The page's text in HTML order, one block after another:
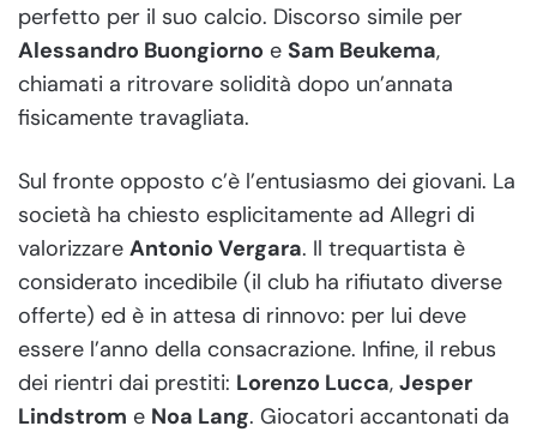
perfetto per il suo calcio. Discorso simile per
Alessandro Buongiorno e Sam Beukema,
chiamati a ritrovare solidità dopo un’annata
fisicamente travagliata.
Sul fronte opposto c’è l’entusiasmo dei giovani. La
società ha chiesto esplicitamente ad Allegri di
valorizzare Antonio Vergara. Il trequartista è
considerato incedibile (il club ha rifiutato diverse
offerte) ed è in attesa di rinnovo: per lui deve
essere l’anno della consacrazione. Infine, il rebus
dei rientri dai prestiti: Lorenzo Lucca, Jesper
Lindstrom e Noa Lang. Giocatori accantonati da